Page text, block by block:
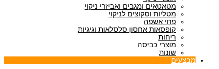
מטאטאים ומגבים ואביזרי ניקוי
מטליות וסקוצים לניקוי
פחי אשפה
קופסאות אחסון סלסלאות וגיגיות
ריחות
מוצרי כביסה
שונות
מבצעים